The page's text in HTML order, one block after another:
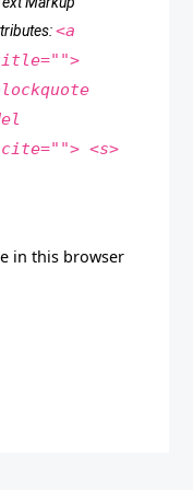
<a
cite=""> <s>
in this browser